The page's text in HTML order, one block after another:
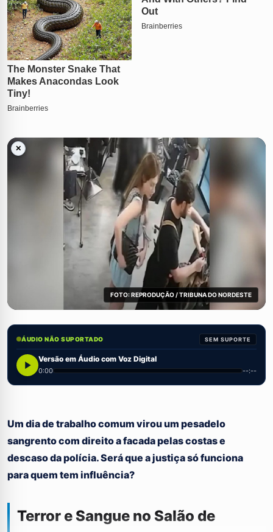
✕
FOTO: REPRODUÇÃO / TRIBUNA DO NORDESTE
ÁUDIO NÃO SUPORTADO SEM SUPORTE
Versão em Áudio com Voz Digital
0:00 --:--
Um dia de trabalho comum virou um pesadelo
sangrento com direito a facada pelas costas e
descaso da polícia. Será que a justiça só funciona
para quem tem influência?
Terror e Sangue no Salão de